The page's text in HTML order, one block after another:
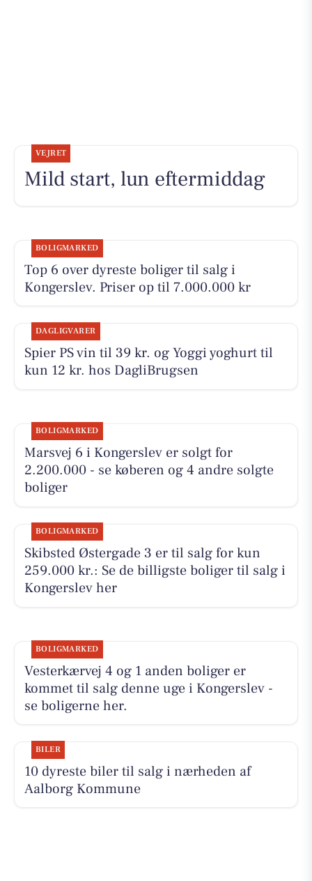
VEJRET
Mild start, lun eftermiddag
BOLIGMARKED
Top 6 over dyreste boliger til salg i
Kongerslev. Priser op til 7.000.000 kr
DAGLIGVARER
Spier PS vin til 39 kr. og Yoggi yoghurt til
kun 12 kr. hos DagliBrugsen
BOLIGMARKED
Marsvej 6 i Kongerslev er solgt for
2.200.000 - se køberen og 4 andre solgte
boliger
BOLIGMARKED
Skibsted Østergade 3 er til salg for kun
259.000 kr.: Se de billigste boliger til salg i
Kongerslev her
BOLIGMARKED
Vesterkærvej 4 og 1 anden boliger er
kommet til salg denne uge i Kongerslev -
se boligerne her.
BILER
10 dyreste biler til salg i nærheden af
Aalborg Kommune